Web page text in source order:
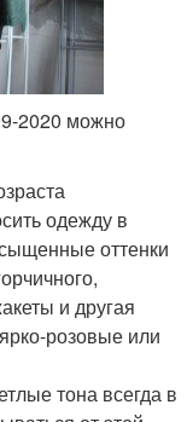
2020 можно
одежду в
оттенки
и другая
розовые или
тона всегда в